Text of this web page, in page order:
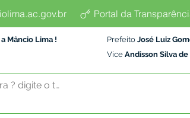
Portal da
Mâncio Lima ! Prefeito José Luiz
Vice Andisson Silva de